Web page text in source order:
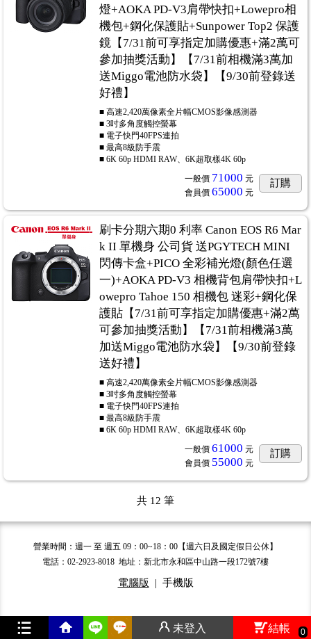
未登入 結帳 0
燈+AOKA PD-V3肩帶快扣+Lowepro相
機包+鋼化保護貼+Sunpower Top2 保護
鏡【7/31前可享指定加購優惠+滿2萬可
參加抽獎活動】【7/31前相機滿3萬加
送Miggo電池防水袋】【9/30前登錄送
好禮】
■ 高速2,420萬像素全片幅CMOS影像感測器
■ 3吋多角度觸控螢幕
■ 電子快門40FPS連拍
■ 最高8級防手震
■ 6K 60p HDMI RAW、6K超取樣4K 60p
一般價 71000 元
會員價 65000 元
訂購
刷卡分期六期0 利率 Canon EOS R6 Mar
k II 單機身 公司貨 送PGYTECH MINI
閃傳卡盒+PICO 全彩補光燈(顏色任選
一)+AOKA PD-V3 相機背包肩帶快扣+L
owepro Tahoe 150 相機包 迷彩+鋼化保
護貼【7/31前可享指定加購優惠+滿2萬
可參加抽獎活動】【7/31前相機滿3萬
加送Miggo電池防水袋】【9/30前登錄
送好禮】
■ 高速2,420萬像素全片幅CMOS影像感測器
■ 3吋多角度觸控螢幕
■ 電子快門40FPS連拍
■ 最高8級防手震
■ 6K 60p HDMI RAW、6K超取樣4K 60p
一般價 61000 元
會員價 55000 元
訂購
共 12 筆
營業時間：週一 至 週五 09：00~18：00【週六日及國定假日公休】
電話：02-2923-8018 地址：新北市永和區中山路一段172號7樓
電腦版 | 手機版